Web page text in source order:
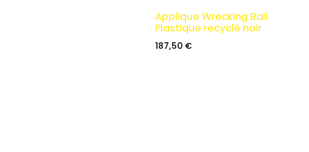
Applique Wrecking Ball
Plastique recyclé noir
187,50 €